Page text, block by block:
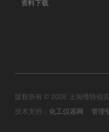
资料下载
版权所有 © 2026 上海维特锐
技术支持： 化工仪器网 管理